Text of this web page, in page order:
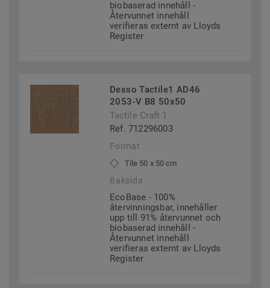
biobaserad innehåll -
Återvunnet innehåll
verifieras externt av Lloyds
Register
Desso Tactile1 AD46
2053-V B8 50x50
Tactile Craft 1
Ref. 712296003
Format
Tile 50 x 50 cm
Baksida
EcoBase - 100%
återvinningsbar, innehåller
upp till 91% återvunnet och
biobaserad innehåll -
Återvunnet innehåll
verifieras externt av Lloyds
Register